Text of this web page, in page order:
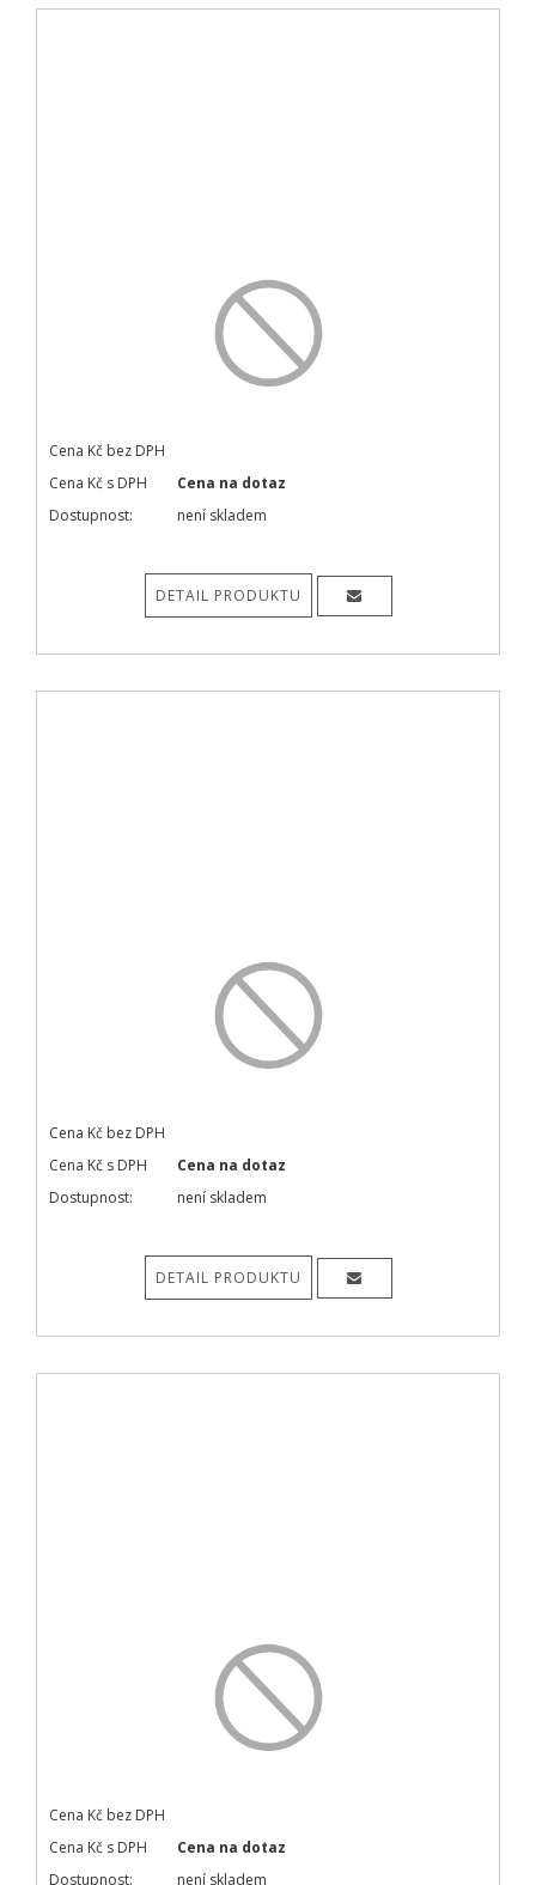
Cena Kč bez DPH
Cena Kč s DPH
Cena na dotaz
Dostupnost:
není skladem
DETAIL PRODUKTU
Cena Kč bez DPH
Cena Kč s DPH
Cena na dotaz
Dostupnost:
není skladem
DETAIL PRODUKTU
Cena Kč bez DPH
Cena Kč s DPH
Cena na dotaz
Dostupnost:
není skladem